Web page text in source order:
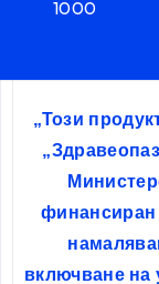
1000
„Този
финансиран
включване на